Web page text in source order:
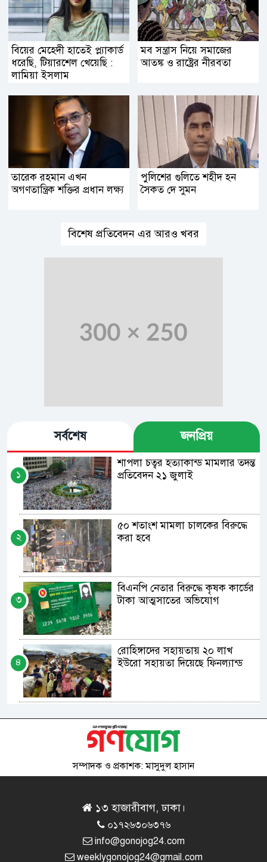
বিয়ের মেহেদী হাতেই প্ল্যাকার্ড
ধরেছি, টিয়ারশেল খেয়েছি :
লামিয়া ইসলাম
মব সন্ত্রাস নিয়ে সমাজের
আতঙ্ক ও রাষ্ট্রের নীরবতা
তারেক রহমান এখন
অগণতান্ত্রিক শক্তির প্রধান লক্ষ্য
পুলিশের গুলিতে শহীদ হন
সৈকত দে সুমন
বিশেষ প্রতিবেদন এর আরও খবর
সর্বশেষ জনপ্রিয়
১
শাপলা চত্বর হত্যাকান্ড মামলার তদন্ত
প্রতিবেদন ২১ জুলাই
২
৫০ শতাংশ মামলা চালকের বিরুদ্ধে
করা হবে
৩
বিএনপি নেতার বিরুদ্ধে কৃষক কার্ডের
টাকা আত্মসাতের অভিযোগ
৪
রোহিঙ্গাদের সহায়তায় ২০ লাখ
ইউরো সহায়তা দিয়েছে ফিনল্যান্ড
তেড়ে গেলেন পদপ্রার্থী
চীন-পাকিস্তানের মধ্যে ১২২ কোটি
অতিরিক্ত ভাড়ার কারণে দুর্ঘটনা
বাড়ছে: যাত্রী কল্যান সমিতি
সম্পাদক ও প্রকাশক: মাসুদুল হাসান
১৩ হাজারীবাগ, ঢাকা।
০১৭২৬৩০৬৩৭৬
info@gonojog24.com
weeklygonojog24@gmail.com